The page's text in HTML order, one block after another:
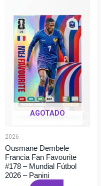
AGOTADO
2026
Ousmane Dembele
Francia Fan Favourite
#178 – Mundial Fútbol
2026 – Panini